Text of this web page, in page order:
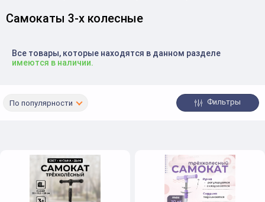
Самокаты 3-х колесные
Все товары, которые находятся в данном разделе
имеются в наличии.
По популярности Фильтры